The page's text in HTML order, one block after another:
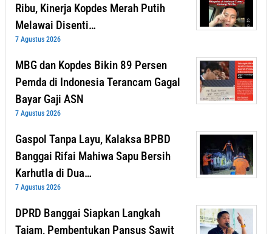
Ribu, Kinerja Kopdes Merah Putih
Melawai Disenti…
7 Agustus 2026
MBG dan Kopdes Bikin 89 Persen
Pemda di Indonesia Terancam Gagal
Bayar Gaji ASN
7 Agustus 2026
Gaspol Tanpa Layu, Kalaksa BPBD
Banggai Rifai Mahiwa Sapu Bersih
Karhutla di Dua…
7 Agustus 2026
DPRD Banggai Siapkan Langkah
Tajam, Pembentukan Pansus Sawit